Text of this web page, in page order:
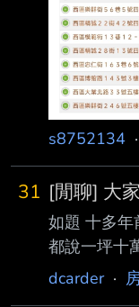
就高於行
公寓的案
你講一個
捷運
s8752134 ·
31 [閒聊] 大
如題 十多年
都說一坪十
砍掉重練的
dcarder·